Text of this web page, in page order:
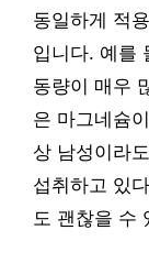
동일하게 적
입니다. 예를
동량이 매우
은 마그네슘
상 남성이라
섭취하고 있
도 괜찮을 수